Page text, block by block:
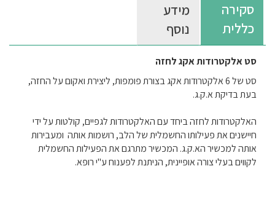
סקירה
כללית
מידע
נוסף
סט אלקטרודות אקג לחזה
סט של 6 אלקטרודות אקג בצורת פומפות, ליצירת ואקום על החזה,
בעת בדיקת א.ק.ג.
האלקטרודות לחזה ביחד עם האלקטרודות לגפיים, קולטות על ידי
חיישנים את פעילותו החשמלית של הלב, רושמות אותה ומעבירות
אותה למכשיר הא.ק.ג. המכשיר מתרגם את הפעילות החשמלית
לקווים בעלי צורה אופיינית, הניתנת לפענוח ע"י רופא.